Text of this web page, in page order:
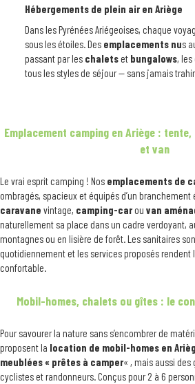
Hébergements de plein air en Ariège
Dans les Pyrénées Ariégeoises, chaque
sous les étoiles. Des emplacements nus
passant par les chaletset bungalows, les
tous les styles de séjour — sans jamais
Emplacement camping en Ariège :
et van
Le vrai esprit camping ! Nos emplacements de
ombragés, spacieux et équipés d’un branchement
caravane vintage, camping-carou van
naturellement sa place dans un cadre verdoyant,
montagnes ou en lisière de forêt. Les sanitaires
quotidiennement et les services proposés rendent
confortable.
Mobil-homes, chalets ou gîtes : le
Pour savourer la nature sans s’encombrer de
proposent la location de mobil-homes en
meublées « prêtes à camper« , mais aussi des
cyclistes et randonneurs. Conçus pour 2 à 6